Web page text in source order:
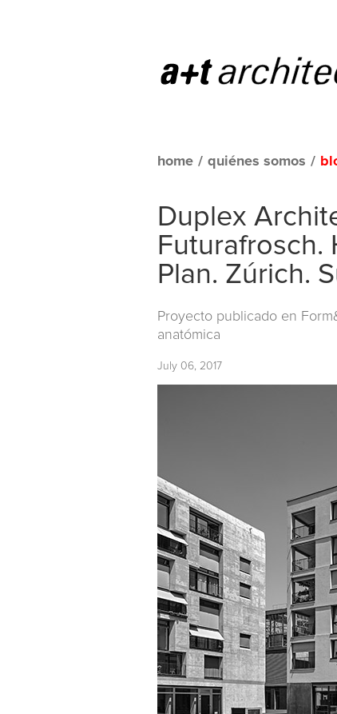
home / quiénes somos /
Duplex
Futurafrosch.
Plan. Zúrich.
Proyecto publicado en
anatómica
July 06, 2017